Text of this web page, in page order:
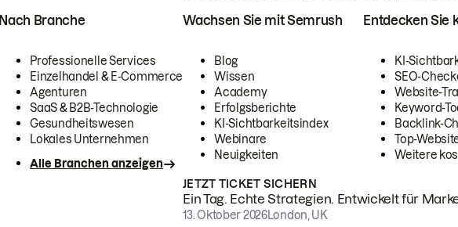
Nach Branche
Professionelle Services
Einzelhandel & E-Commerce
Agenturen
SaaS & B2B-Technologie
Gesundheitswesen
Lokales Unternehmen
Alle Branchen anzeigen
Wachsen Sie mit Semrush
Blog
Wissen
Academy
Erfolgsberichte
KI-Sichtbarkeitsindex
Webinare
Neuigkeiten
Entdecken Sie
KI-
SEO-
Website-
Keyword-
Backlink-
Top-
Weitere
JETZT TICKET SICHERN
Ein Tag. Echte Strategien. Entwickelt für
13. Oktober 2026London, UK